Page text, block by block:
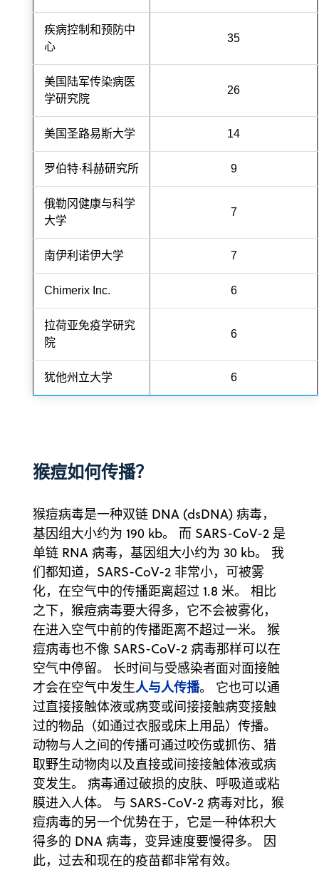
疾病控制和预防中
心
35
美国陆军传染病医
学研究院
26
美国圣路易斯大学 14
罗伯特·科赫研究所 9
俄勒冈健康与科学
大学
7
南伊利诺伊大学 7
Chimerix Inc. 6
拉荷亚免疫学研究
院
6
犹他州立大学 6
猴痘如何传播？
猴痘病毒是一种双链 DNA (dsDNA) 病毒，
基因组大小约为 190 kb。 而 SARS-CoV-2 是
单链 RNA 病毒，基因组大小约为 30 kb。 我
们都知道，SARS-CoV-2 非常小，可被雾
化，在空气中的传播距离超过 1.8 米。 相比
之下，猴痘病毒要大得多，它不会被雾化，
在进入空气中前的传播距离不超过一米。 猴
痘病毒也不像 SARS-CoV-2 病毒那样可以在
空气中停留。 长时间与受感染者面对面接触
才会在空气中发生人与人传播。 它也可以通
过直接接触体液或病变或间接接触病变接触
过的物品（如通过衣服或床上用品）传播。
动物与人之间的传播可通过咬伤或抓伤、猎
取野生动物肉以及直接或间接接触体液或病
变发生。 病毒通过破损的皮肤、呼吸道或粘
膜进入人体。 与 SARS-CoV-2 病毒对比，猴
痘病毒的另一个优势在于，它是一种体积大
得多的 DNA 病毒，变异速度要慢得多。 因
此，过去和现在的疫苗都非常有效。